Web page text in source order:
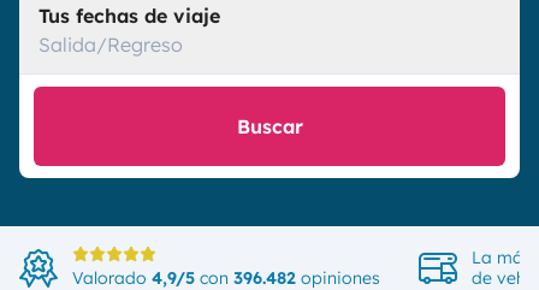
Tus fechas de viaje
Salida/Regreso
Buscar
Valorado 4,9/5 con 396.482 opiniones
La más
de